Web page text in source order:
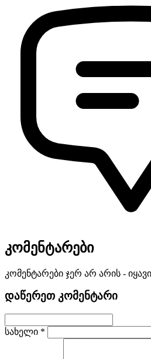
კომენტარები
კომენტარები ჯერ არ არის -
დაწერეთ კომენტარი
სახელი *